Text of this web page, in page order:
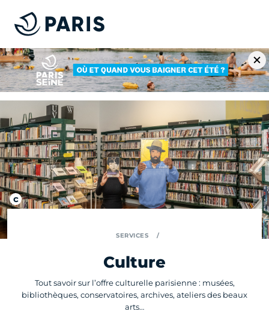
SERVICES
Culture
Tout savoir sur l’offre culturelle parisienne : musées,
bibliothèques, conservatoires, archives, ateliers des beaux
arts…